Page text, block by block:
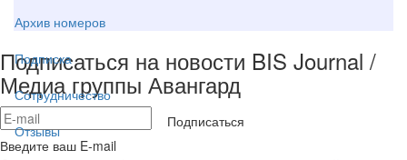
Архив номеров
Подписка
Сотрудничество
Отзывы
Подписаться на новости BIS Journal /
Медиа группы Авангард
Подписаться
Введите ваш E-mail